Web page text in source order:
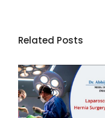
Related Posts